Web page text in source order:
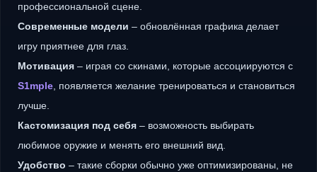
профессиональной сцене.
Современные модели – обновлённая графика делает
игру приятнее для глаз.
Мотивация – играя со скинами, которые ассоциируются с
S1mple , появляется желание тренироваться и становиться
лучше.
Кастомизация под себя – возможность выбирать
любимое оружие и менять его внешний вид.
Удобство – такие сборки обычно уже оптимизированы, не